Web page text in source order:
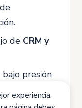
de CRM y
bajo presión
experiencia.